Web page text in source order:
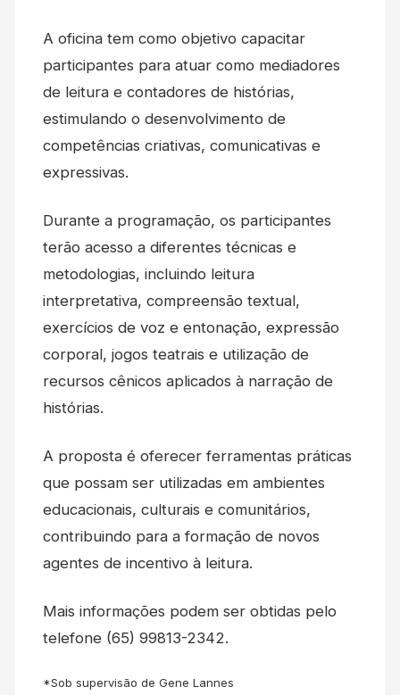
A oficina tem como objetivo capacitar
participantes para atuar como mediadores
de leitura e contadores de histórias,
estimulando o desenvolvimento de
competências criativas, comunicativas e
expressivas.
Durante a programação, os participantes
terão acesso a diferentes técnicas e
metodologias, incluindo leitura
interpretativa, compreensão textual,
exercícios de voz e entonação, expressão
corporal, jogos teatrais e utilização de
recursos cênicos aplicados à narração de
histórias.
A proposta é oferecer ferramentas práticas
que possam ser utilizadas em ambientes
educacionais, culturais e comunitários,
contribuindo para a formação de novos
agentes de incentivo à leitura.
Mais informações podem ser obtidas pelo
telefone (65) 99813-2342.
*Sob supervisão de Gene Lannes